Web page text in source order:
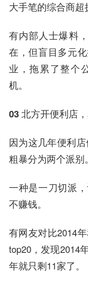
大手笔的综合商超
有内部人士爆料
在，但盲目多元
业，拖累了整个
机。
03 北方开便利店
因为这几年便利
粗暴分为两个派别。
一种是一刀切派
不赚钱。
有网友对比2014
top20，发现2014
年就只剩11家了。